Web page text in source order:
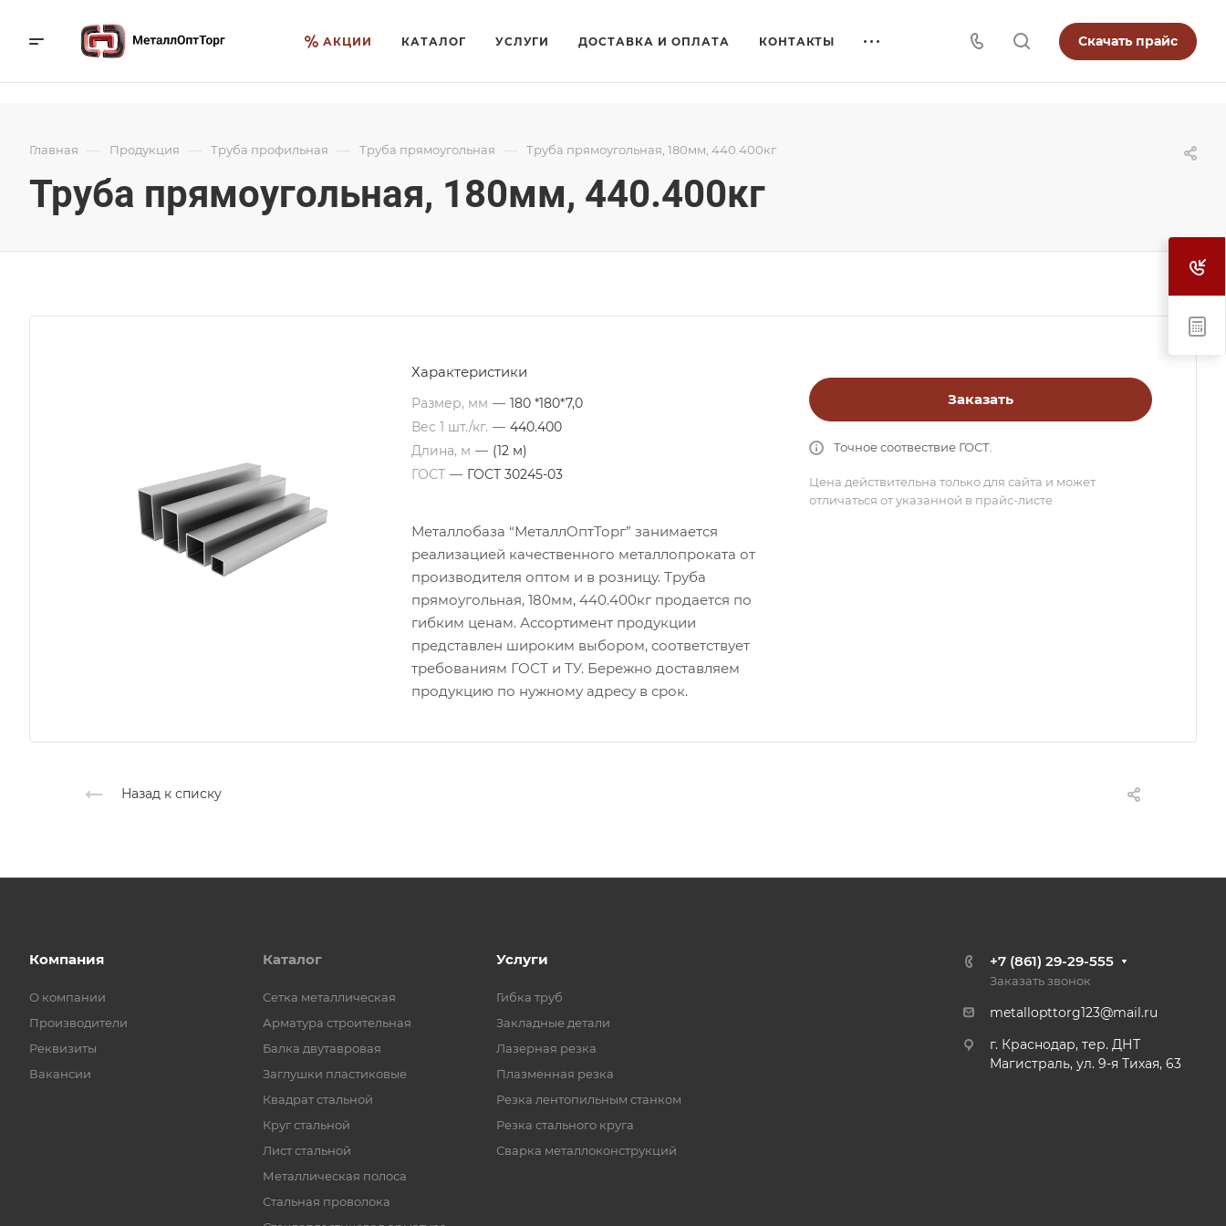
АКЦИИ КАТАЛОГ УСЛУГИ ДОСТАВКА И ОПЛАТА КОНТАКТЫ Скачать прайс
Главная — Продукция — Труба профильная — Труба прямоугольная — Труба прямоугольная, 180мм, 440.400кг
Труба прямоугольная, 180мм, 440.400кг
Характеристики
Размер, мм — 180 *180*7,0
Вес 1 шт./кг. — 440.400
Длина, м — (12 м)
ГОСТ — ГОСТ 30245-03
Металлобаза “МеталлОптТорг” занимается
реализацией качественного металлопроката от
производителя оптом и в розницу. Труба
прямоугольная, 180мм, 440.400кг продается по
гибким ценам. Ассортимент продукции
представлен широким выбором, соответствует
требованиям ГОСТ и ТУ. Бережно доставляем
продукцию по нужному адресу в срок.
Заказать
Точное соотвествие ГОСТ.
Цена действительна только для сайта и может
отличаться от указанной в прайс-листе
Назад к списку
Компания
О компании
Производители
Реквизиты
Вакансии
Каталог
Cетка металлическая
Арматура строительная
Балка двутавровая
Заглушки пластиковые
Квадрат стальной
Круг стальной
Лист стальной
Металлическая полоса
Стальная проволока
Услуги
Гибка труб
Закладные детали
Лазерная резка
Плазменная резка
Резка лентопильным станком
Резка стального круга
Сварка металлоконструкций
+7 (861) 29-29-555
Заказать звонок
metallopttorg123@mail.ru
г. Краснодар, тер. ДНТ
Магистраль, ул. 9-я Тихая, 63